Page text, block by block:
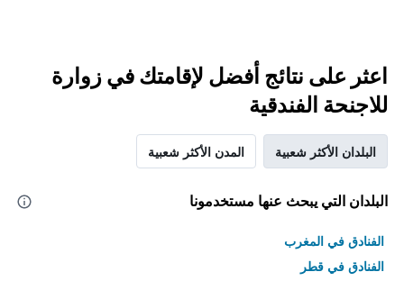
اعثر على نتائج أفضل لإقامتك في زوارة
للاجنحة الفندقية
البلدان الأكثر شعبية المدن الأكثر شعبية
البلدان التي يبحث عنها مستخدمونا
الفنادق في المغرب
الفنادق في قطر